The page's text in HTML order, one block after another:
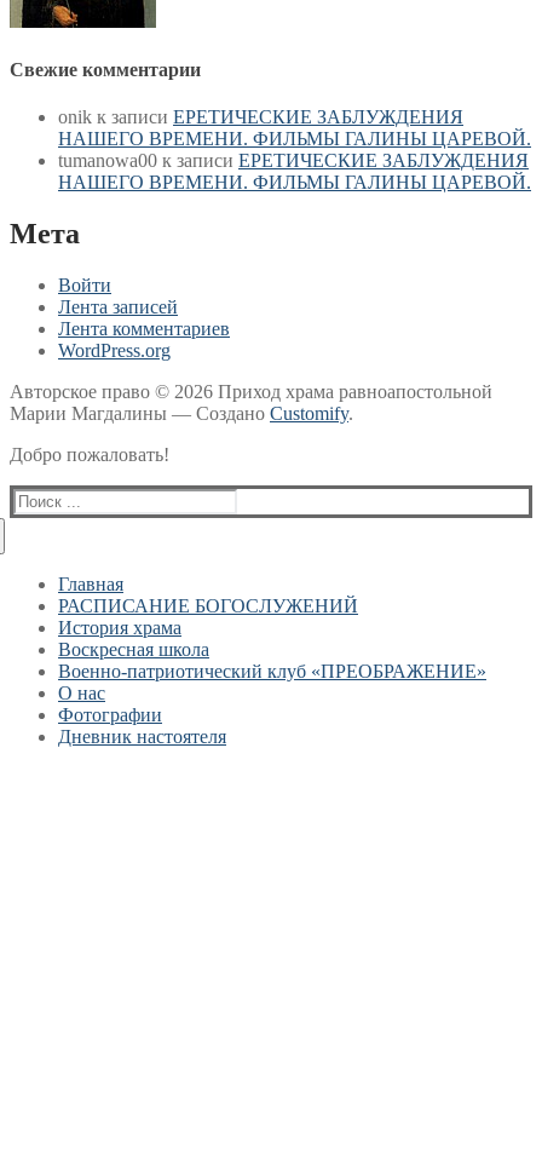
Свежие комментарии
onik к записи ЕРЕТИЧЕСКИЕ ЗАБЛУЖДЕНИЯ
НАШЕГО ВРЕМЕНИ. ФИЛЬМЫ ГАЛИНЫ ЦАРЕВОЙ.
tumanowa00 к записи ЕРЕТИЧЕСКИЕ ЗАБЛУЖДЕНИЯ
НАШЕГО ВРЕМЕНИ. ФИЛЬМЫ ГАЛИНЫ ЦАРЕВОЙ.
Мета
Войти
Лента записей
Лента комментариев
WordPress.org
Авторское право © 2026 Приход храма равноапостольной
Марии Магдалины — Создано Customify.
Добро пожаловать!
Найти:
Главная
РАСПИСАНИЕ БОГОСЛУЖЕНИЙ
История храма
Воскресная школа
Военно-патриотический клуб «ПРЕОБРАЖЕНИЕ»
О нас
Фотографии
Дневник настоятеля